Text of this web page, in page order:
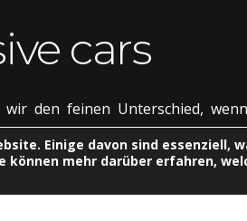
cars
den feinen Unterschied,
erwarten Sie Sportwagen,
Oldtimer mit Historie
aus Sport, Wirtschaft und
Einige davon sind essenziell,
können mehr darüber erfahren,